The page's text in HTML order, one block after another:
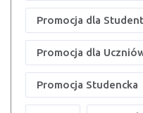
Promocja dla
Promocja dla
Promocja Studencka